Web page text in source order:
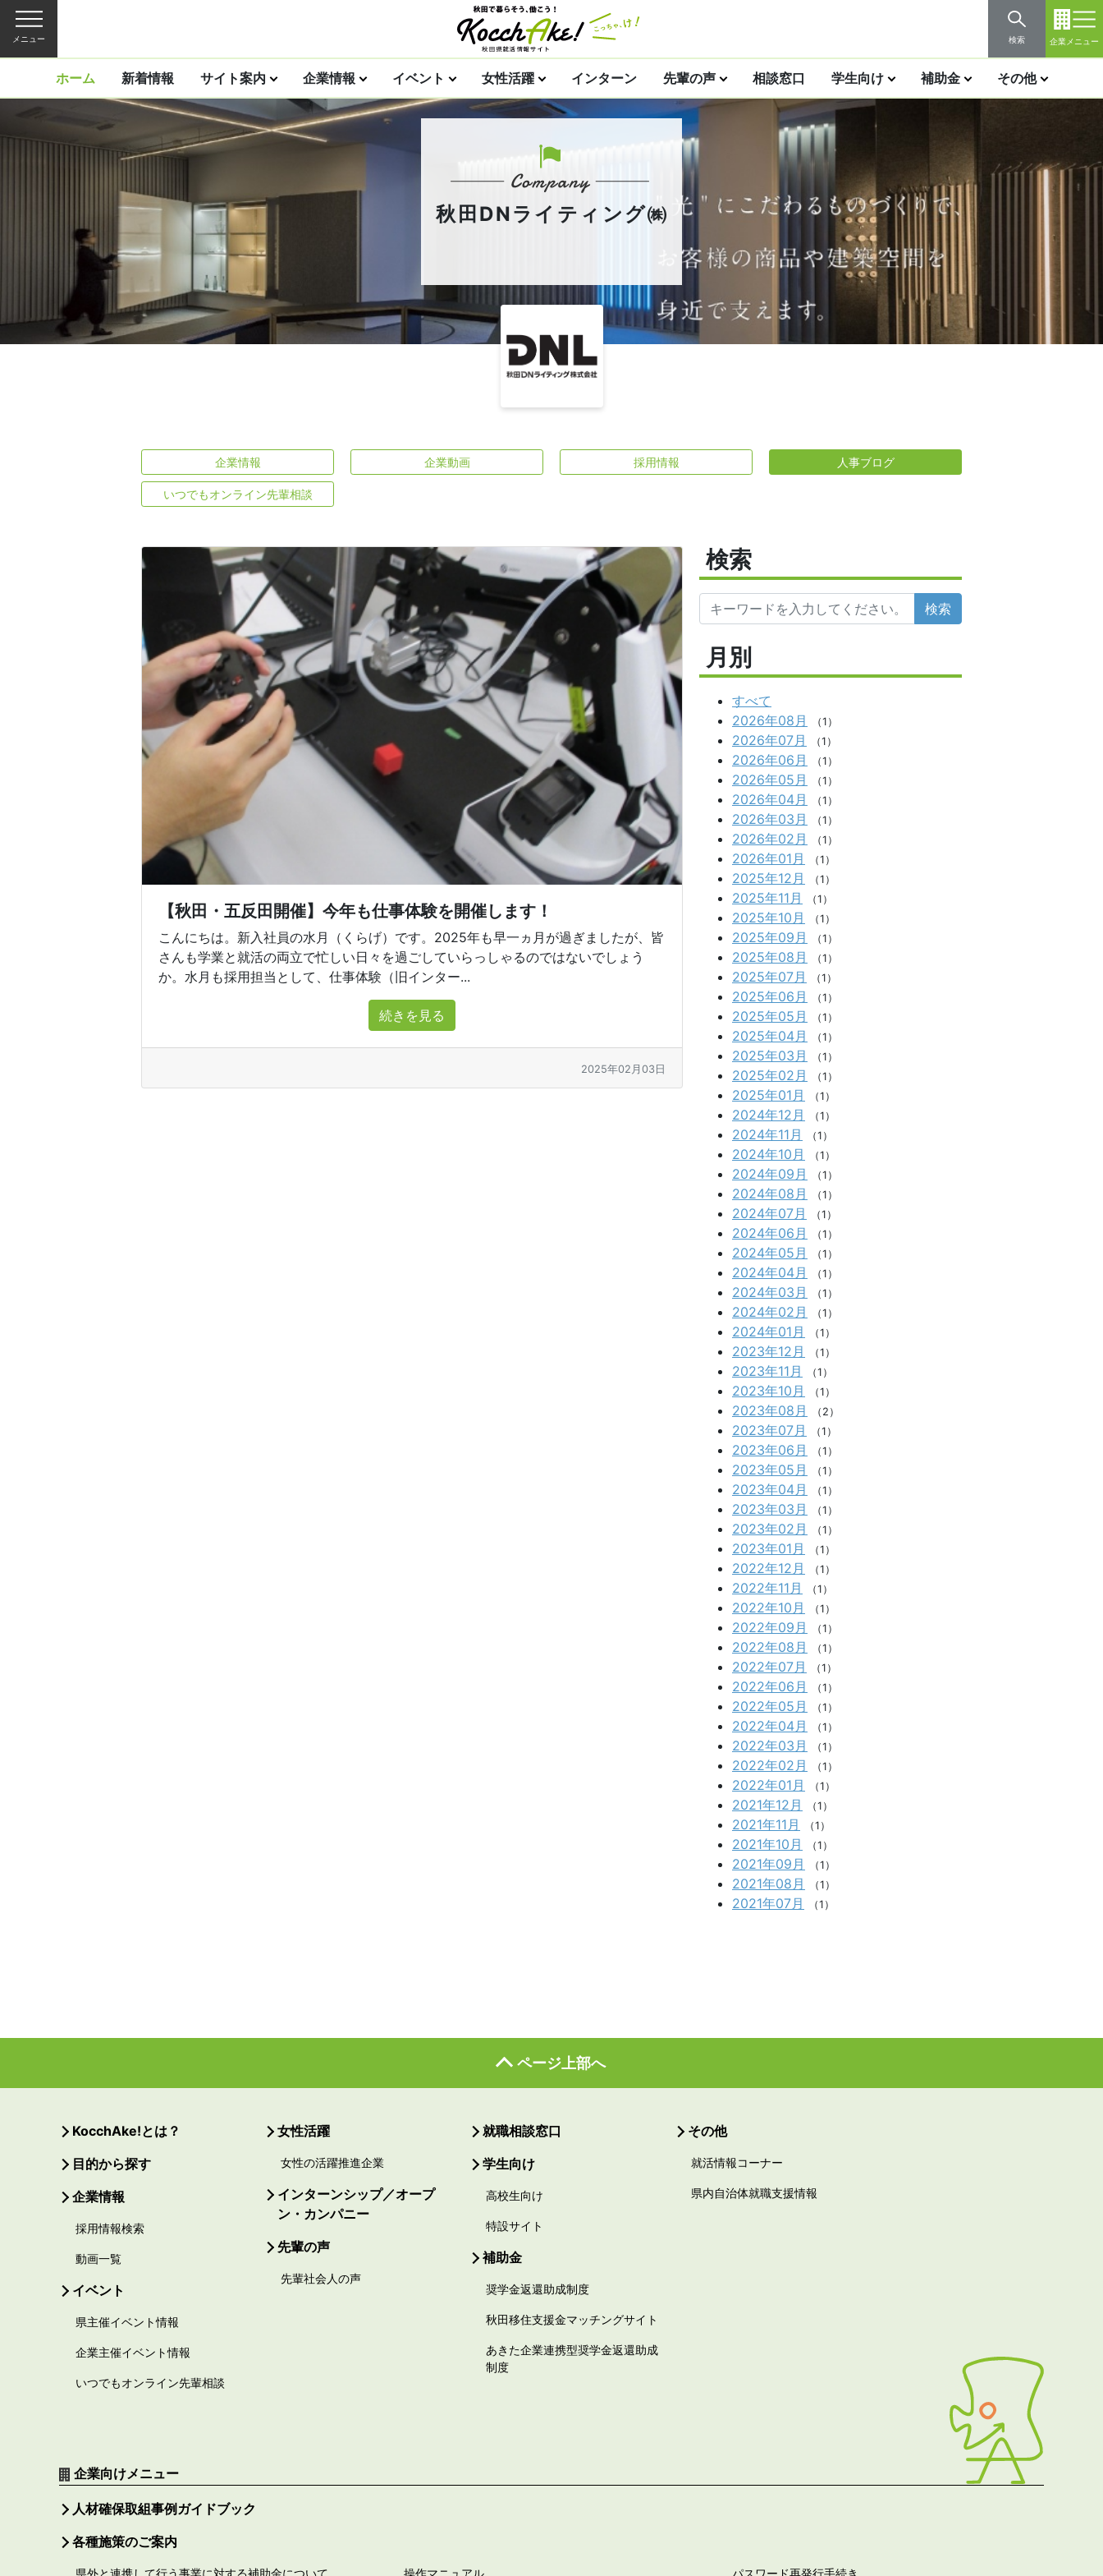
メニュー 検索 企業メニュー
ホーム 新着情報 サイト案内 企業情報 イベント 女性活躍 インターン 先輩の声 相談窓口 学生向け 補助金 その他
秋田DNライティング㈱
企業情報 企業動画 採用情報 人事ブログ
いつでもオンライン先輩相談
【秋田・五反田開催】今年も仕事体験を開催します！
こんにちは。新入社員の水月（くらげ）です。2025年も早一ヵ月が過ぎましたが、皆
さんも学業と就活の両立で忙しい日々を過ごしていらっしゃるのではないでしょう
か。水月も採用担当として、仕事体験（旧インター...
続きを見る
2025年02月03日
検索
検索
月別
すべて
2026年08月
（1）
2026年07月 （1）
2026年06月 （1）
2026年05月 （1）
2026年04月 （1）
2026年03月 （1）
2026年02月 （1）
2026年01月 （1）
2025年12月 （1）
2025年11月 （1）
2025年10月 （1）
2025年09月 （1）
2025年08月 （1）
2025年07月 （1）
2025年06月 （1）
2025年05月 （1）
2025年04月 （1）
2025年03月 （1）
2025年02月 （1）
2025年01月 （1）
2024年12月 （1）
2024年11月 （1）
2024年10月 （1）
2024年09月 （1）
2024年08月 （1）
2024年07月 （1）
2024年06月 （1）
2024年05月 （1）
2024年04月 （1）
2024年03月 （1）
2024年02月 （1）
2024年01月 （1）
2023年12月 （1）
2023年11月 （1）
2023年10月 （1）
2023年08月 （2）
2023年07月 （1）
2023年06月 （1）
2023年05月 （1）
2023年04月 （1）
2023年03月 （1）
2023年02月 （1）
2023年01月 （1）
2022年12月 （1）
2022年11月 （1）
2022年10月 （1）
2022年09月 （1）
2022年08月 （1）
2022年07月 （1）
2022年06月 （1）
2022年05月 （1）
2022年04月 （1）
2022年03月 （1）
2022年02月 （1）
2022年01月 （1）
2021年12月 （1）
2021年11月 （1）
2021年10月 （1）
2021年09月 （1）
2021年08月 （1）
2021年07月 （1）
ページ上部へ
KocchAke!とは？
目的から探す
企業情報
採用情報検索
動画一覧
イベント
県主催イベント情報
企業主催イベント情報
いつでもオンライン先輩相談
女性活躍
女性の活躍推進企業
インターンシップ／オープ
ン・カンパニー
先輩の声
先輩社会人の声
就職相談窓口
学生向け
高校生向け
特設サイト
補助金
奨学金返還助成制度
秋田移住支援金マッチングサイト
あきた企業連携型奨学金返還助成
制度
その他
就活情報コーナー
県内自治体就職支援情報
企業向けメニュー
人材確保取組事例ガイドブック
各種施策のご案内
県外と連携して行う事業に対する補助金について 操作マニュアル パスワード再発行手続き